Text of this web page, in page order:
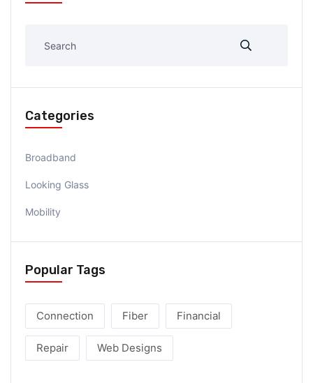
Categories
Broadband
Looking Glass
Mobility
Popular Tags
Connection Fiber Financial
Repair Web Designs